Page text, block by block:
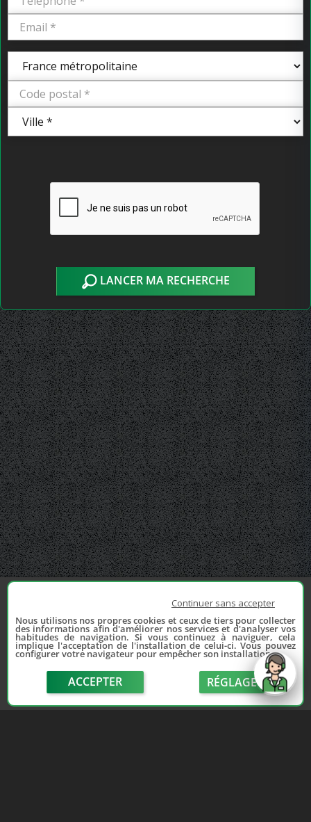
LANCER MA RECHERCHE
Continuer sans accepter
Nous utilisons nos propres cookies et ceux de tiers pour collecter
des informations afin d'améliorer nos services et d'analyser vos
habitudes de navigation. Si vous continuez à naviguer, cela
implique l'acceptation de l'installation de celui-ci. Vous pouvez
configurer votre navigateur pour empêcher son installation.
ACCEPTER RÉGLAGE